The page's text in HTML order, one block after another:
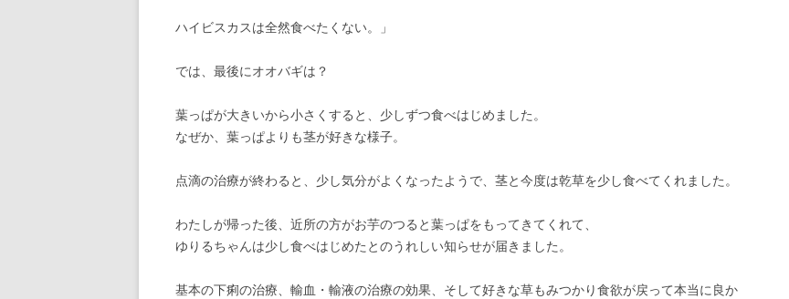
ハイビスカスは全然食べたくない。」
では、最後にオオバギは？
葉っぱが大きいから小さくすると、少しずつ食べはじめました。
なぜか、葉っぱよりも茎が好きな様子。
点滴の治療が終わると、少し気分がよくなったようで、茎と今度は乾草を少し食べてくれました。
わたしが帰った後、近所の方がお芋のつると葉っぱをもってきてくれて、
ゆりるちゃんは少し食べはじめたとのうれしい知らせが届きました。
基本の下痢の治療、輸血・輸液の治療の効果、そして好きな草もみつかり食欲が戻って本当に良か